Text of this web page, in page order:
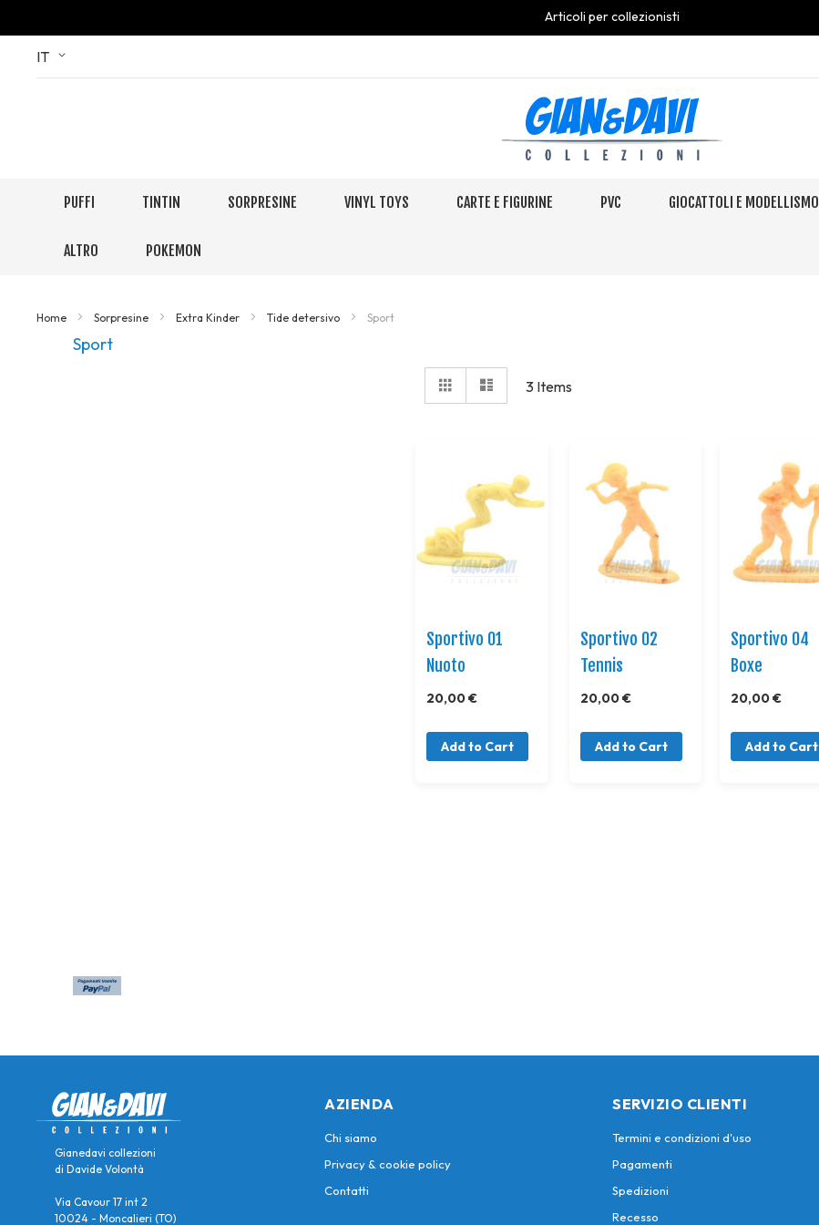
Articoli per collezionisti
Skip
Language
IT
PUFFI TINTIN SORPRESINE VINYL TOYS CARTE E FIGURINE PVC GIOCATTOLI E MODELLISMO
ALTRO POKEMON
Home Sorpresine Extra Kinder Tide detersivo Sport
Sport
View
as
Grid Elenco
3 Items
Sportivo 01
Nuoto
20,00 €
Add to Cart
Sportivo 02
Tennis
20,00 €
Add to Cart
Sportivo 04
Boxe
20,00 €
Add to Cart
Gianedavi collezioni
di Davide Volontà
Via Cavour 17 int 2
10024 - Moncalieri (TO)
AZIENDA
Chi siamo
Privacy & cookie policy
Contatti
SERVIZIO CLIENTI
Termini e condizioni d'uso
Pagamenti
Spedizioni
Recesso